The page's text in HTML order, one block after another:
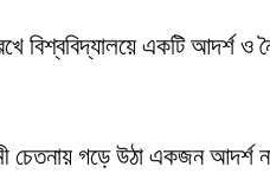
বিশ্ববিদ্যালয়ে একটি আদর্শ ও
চেতনায় গড়ে উঠা একজন আদর্শ